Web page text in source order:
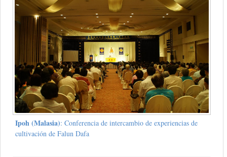
Ipoh (Malasia): Conferencia de intercambio de experiencias de
cultivación de Falun Dafa